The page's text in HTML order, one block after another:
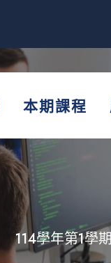
本期課程
114學年第1學期